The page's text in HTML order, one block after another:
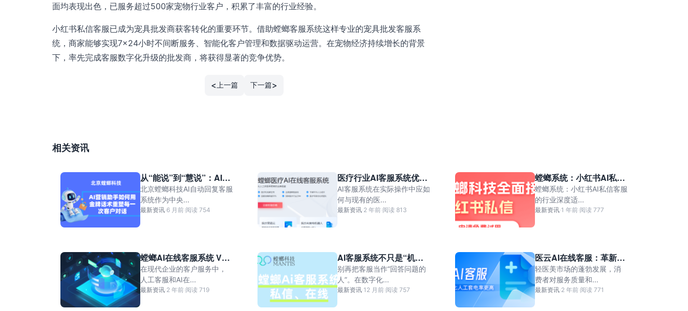
面均表现出色，已服务超过500家宠物行业客户，积累了丰富的行业经验。
小红书私信客服已成为宠具批发商获客转化的重要环节。借助螳螂客服系统这样专业的宠具批发客服系
统，商家能够实现7×24小时不间断服务、智能化客户管理和数据驱动运营。在宠物经济持续增长的背景
下，率先完成客服数字化升级的批发商，将获得显著的竞争优势。
< 上一篇 下一篇>
相关资讯
从“能说”到“慧说”：AI营
销助手如何用金牌话术重
塑每一次客户对话
北京螳螂科技AI自动回复客服
系统作为中央...
最新资讯·6 月前·阅读 754
医疗行业AI客服系统优势
有哪些？（二）螳螂科技
AI在线客服系统
AI客服系统在实际操作中应如
何与现有的医...
最新资讯·2 年前·阅读 813
螳螂系统：小红书AI私信
客服的行业深度适配方案
螳螂系统：小红书AI私信客服
的行业深度适...
最新资讯·1 年前·阅读 777
螳螂AI在线客服系统 VS
人工客服有哪些优势？
在现代企业的客户服务中，
人工客服和AI在...
最新资讯·2 年前·阅读 719
AI客服系统不只是“机器
人”，还是你的增长引擎
与数据中枢
别再把客服当作“回答问题的
人”。在数字化...
最新资讯·12 月前·阅读 757
医云AI在线客服：革新轻
医美行业的服务体验-轻医
美AI对话客服
轻医美市场的蓬勃发展，消
费者对服务质量和...
最新资讯·2 年前·阅读 771